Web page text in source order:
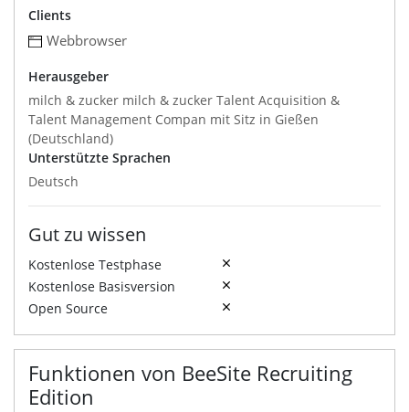
Clients
Webbrowser
Herausgeber
milch & zucker milch & zucker Talent Acquisition &
Talent Management Compan mit Sitz in Gießen
(Deutschland)
Unterstützte Sprachen
Deutsch
Gut zu wissen
Kostenlose Testphase
Kostenlose Basisversion
Open Source
Funktionen von BeeSite Recruiting
Edition